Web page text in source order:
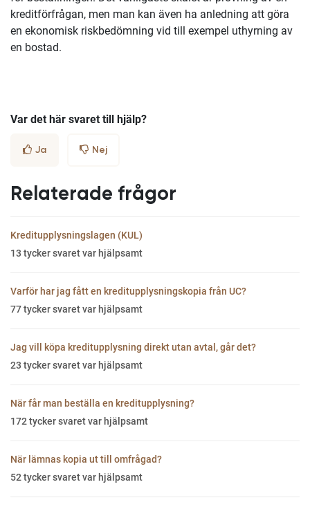
kreditförfrågan, men man kan även ha anledning att göra
en ekonomisk riskbedömning vid till exempel uthyrning av
en bostad.
Var det här svaret till hjälp?
Ja Nej
Relaterade frågor
Kreditupplysningslagen (KUL)
13 tycker svaret var hjälpsamt
Varför har jag fått en kreditupplysningskopia från UC?
77tycker svaret var hjälpsamt
Jag vill köpa kreditupplysning direkt utan avtal, går det?
23 tycker svaret var hjälpsamt
När får man beställa en kreditupplysning?
172tycker svaret var hjälpsamt
När lämnas kopia ut till omfrågad?
52tycker svaret var hjälpsamt